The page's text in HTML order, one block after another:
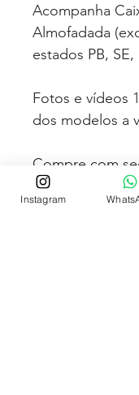
Acompanha
Almofadada
estados PB, SE,
Fotos e vídeos
dos modelos a
Compre com
PAGSEGURO
parcelar em até
Instagram